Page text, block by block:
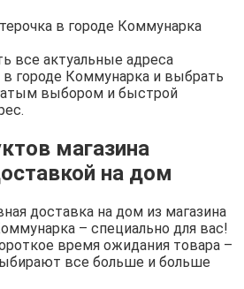
в городе Коммунарка
все актуальные адреса
в городе Коммунарка и выбрать
выбором и быстрой
магазина
на дом
доставка на дом из магазина
– специально для вас!
время ожидания товара –
все больше и больше